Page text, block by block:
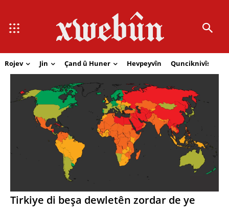
Rojev Jin Çand û Huner Hevpeyvîn Qunciknivîs
Tirkiye di beşa dewletên zordar de ye